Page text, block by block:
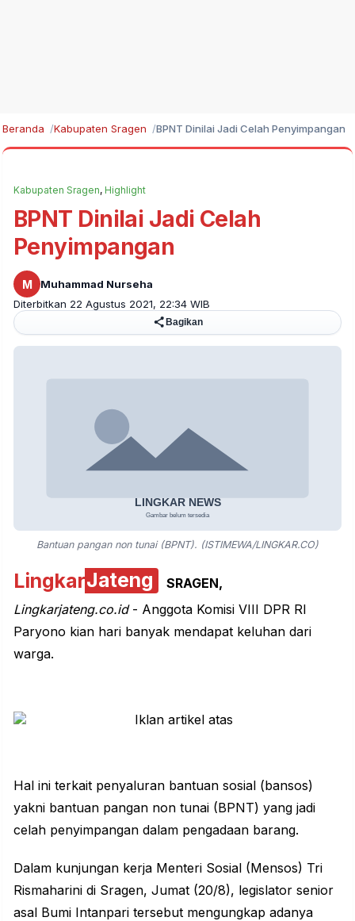
Beranda Kabupaten Sragen BPNT Dinilai Jadi Celah Penyimpangan
Kabupaten Sragen, Highlight
BPNT Dinilai Jadi Celah
Penyimpangan
M
Muhammad Nurseha
Diterbitkan 22 Agustus 2021, 22:34 WIB
Bagikan
Bantuan pangan non tunai (BPNT). (ISTIMEWA/LINGKAR.CO)
LingkarJateng SRAGEN,
Lingkarjateng.co.id - Anggota Komisi VIII DPR RI
Paryono kian hari banyak mendapat keluhan dari
warga.
Hal ini terkait penyaluran bantuan sosial (bansos)
yakni bantuan pangan non tunai (BPNT) yang jadi
celah penyimpangan dalam pengadaan barang.
Dalam kunjungan kerja Menteri Sosial (Mensos) Tri
Rismaharini di Sragen, Jumat (20/8), legislator senior
asal Bumi Intanpari tersebut mengungkap adanya